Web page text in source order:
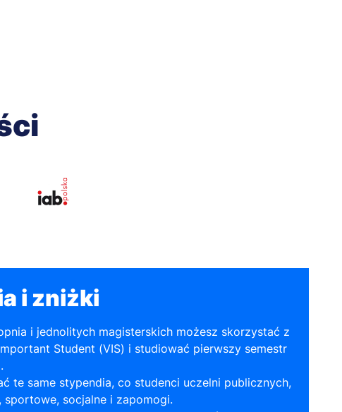
i zniżki
i jednolitych magisterskich możesz skorzystać z
Student (VIS) i studiować pierwszy semestr
te same stypendia, co studenci uczelni publicznych,
sportowe, socjalne i zapomogi.